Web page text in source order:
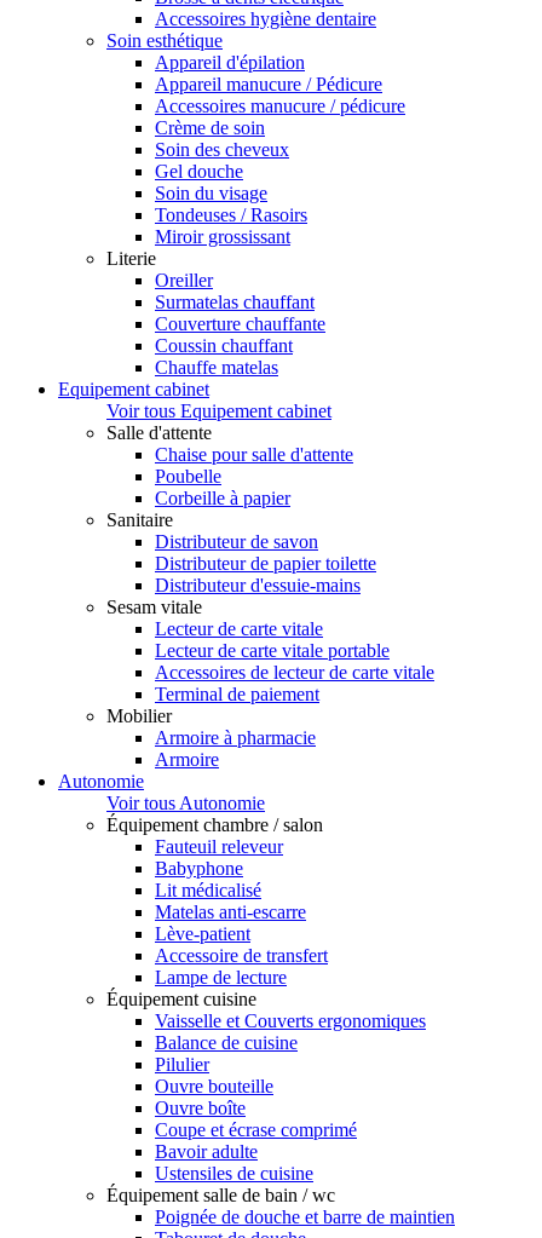
Accessoires hygiène dentaire
Soin esthétique
Appareil d'épilation
Appareil manucure / Pédicure
Accessoires manucure / pédicure
Crème de soin
Soin des cheveux
Gel douche
Soin du visage
Tondeuses / Rasoirs
Miroir grossissant
Literie
Oreiller
Surmatelas chauffant
Couverture chauffante
Coussin chauffant
Chauffe matelas
Equipement cabinet
Voir tous Equipement cabinet
Salle d'attente
Chaise pour salle d'attente
Poubelle
Corbeille à papier
Sanitaire
Distributeur de savon
Distributeur de papier toilette
Distributeur d'essuie-mains
Sesam vitale
Lecteur de carte vitale
Lecteur de carte vitale portable
Accessoires de lecteur de carte vitale
Terminal de paiement
Mobilier
Armoire à pharmacie
Armoire
Autonomie
Voir tous Autonomie
Équipement chambre / salon
Fauteuil releveur
Babyphone
Lit médicalisé
Matelas anti-escarre
Lève-patient
Accessoire de transfert
Lampe de lecture
Équipement cuisine
Vaisselle et Couverts ergonomiques
Balance de cuisine
Pilulier
Ouvre bouteille
Ouvre boîte
Coupe et écrase comprimé
Bavoir adulte
Ustensiles de cuisine
Équipement salle de bain / wc
Poignée de douche et barre de maintien